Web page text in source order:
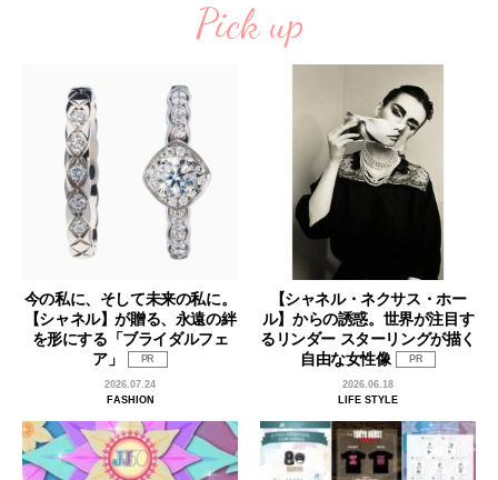
Pick up
今の私に、そして未来の私に。
【シャネル】が贈る、永遠の絆
を形にする「ブライダルフェ
ア」
PR
2026.07.24
FASHION
【シャネル・ネクサス・ホー
ル】からの誘惑。世界が注目す
るリンダー スターリングが描く
自由な女性像
PR
2026.06.18
LIFE STYLE